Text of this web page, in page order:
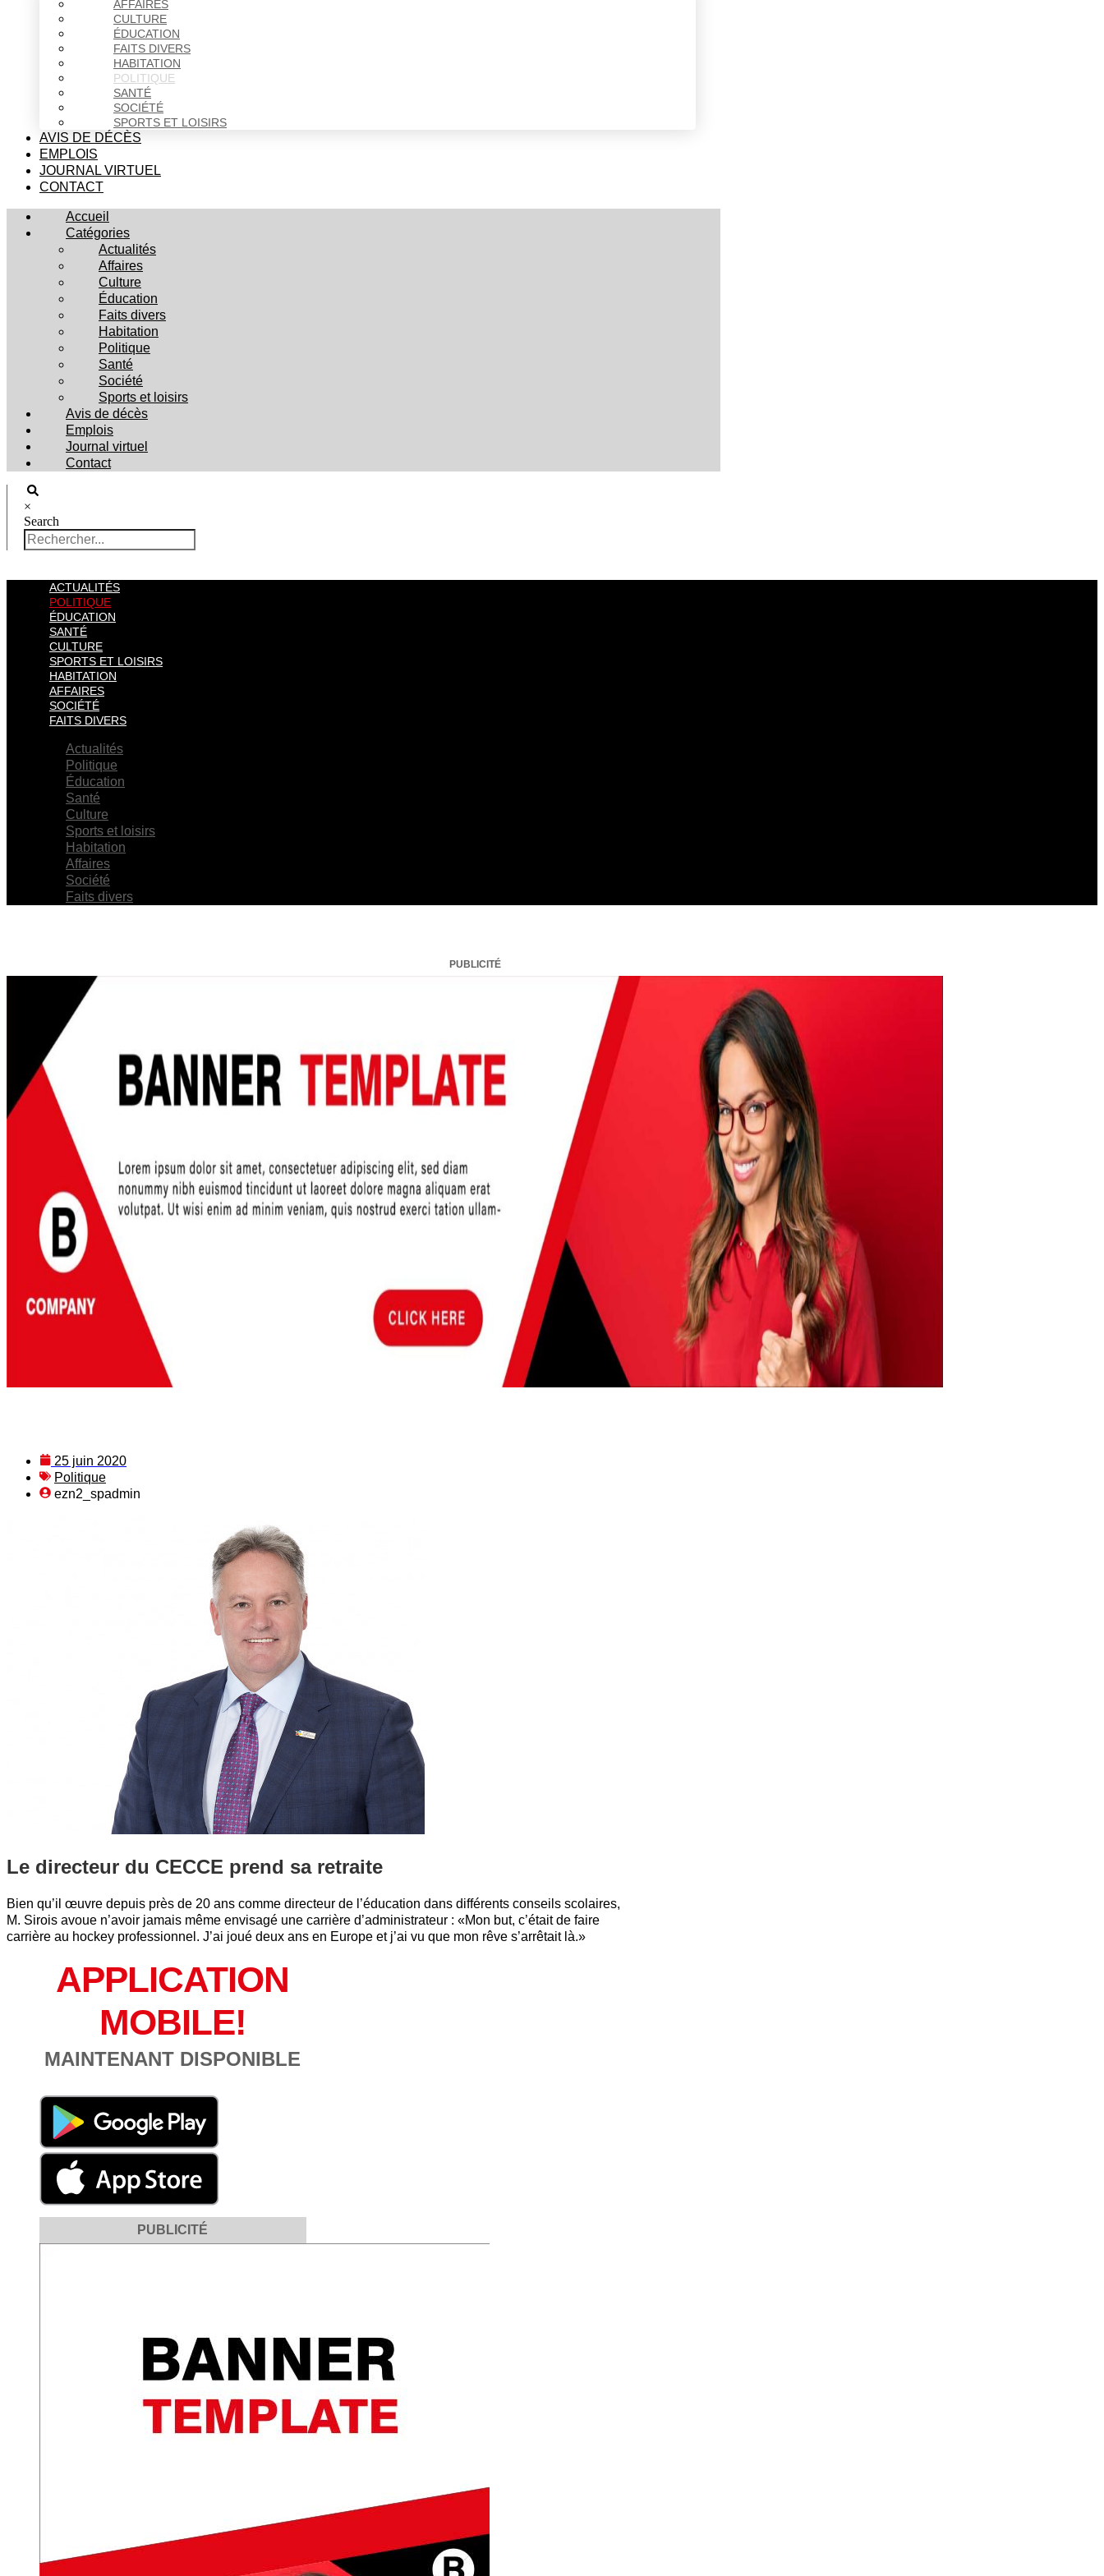
AFFAIRES
CULTURE
ÉDUCATION
FAITS DIVERS
HABITATION
POLITIQUE
SANTÉ
SOCIÉTÉ
SPORTS ET LOISIRS
AVIS DE DÉCÈS
EMPLOIS
JOURNAL VIRTUEL
CONTACT
Accueil
Catégories
Actualités
Affaires
Culture
Éducation
Faits divers
Habitation
Politique
Santé
Société
Sports et loisirs
Avis de décès
Emplois
Journal virtuel
Contact
×
Search
ACTUALITÉS
POLITIQUE
ÉDUCATION
SANTÉ
CULTURE
SPORTS ET LOISIRS
HABITATION
AFFAIRES
SOCIÉTÉ
FAITS DIVERS
Actualités
Politique
Éducation
Santé
Culture
Sports et loisirs
Habitation
Affaires
Société
Faits divers
PUBLICITÉ
25 juin 2020
Politique
ezn2_spadmin
Le directeur du CECCE prend sa retraite
Bien qu’il œuvre depuis près de 20 ans comme directeur de l’éducation dans différents conseils scolaires,
M. Sirois avoue n’avoir jamais même envisagé une carrière d’administrateur : «Mon but, c’était de faire
carrière au hockey professionnel. J’ai joué deux ans en Europe et j’ai vu que mon rêve s’arrêtait là.»
APPLICATION
MOBILE!
MAINTENANT DISPONIBLE
PUBLICITÉ